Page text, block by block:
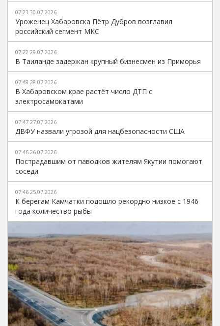
07:23 30.07.2026
Уроженец Хабаровска Пётр Дубров возглавил
российский сегмент МКС
07:22 29.07.2026
В Таиланде задержан крупный бизнесмен из Приморья
07:48 28.07.2026
В Хабаровском крае растёт число ДТП с
электросамокатами
07:47 27.07.2026
ДВФУ назвали угрозой для нацбезопасности США
07:46 26.07.2026
Пострадавшим от паводков жителям Якутии помогают
соседи
07:46 25.07.2026
К берегам Камчатки подошло рекордно низкое с 1946
года количество рыбы